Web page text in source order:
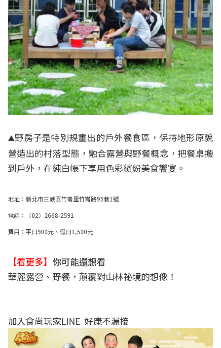
▲野房子是特別規畫出的戶外餐食區，保持地形原貌
營造出的村落型態，融合露營與野餐概念，把餐桌搬
到戶外，在純白帳下享用色彩繽紛美食饗宴。
地址：新北市三峽區竹崙里竹崙路95巷1號
電話：（02）2668-2591
費用：平日900元、假日1,500元
【看更多】 你可能還想看
華麗露營、野餐，顛覆對山林祕境的想像！
加入食尚玩家LINE 好康不漏接